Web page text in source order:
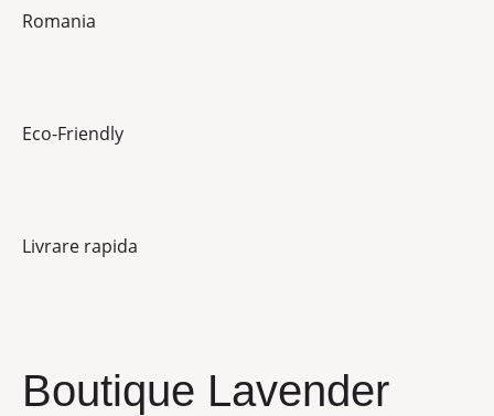
Romania
Eco-Friendly
Livrare rapida
Boutique Lavender